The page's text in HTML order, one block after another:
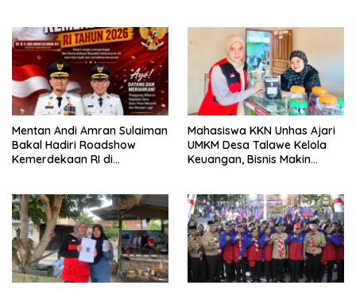
Mentan Andi Amran Sulaiman
Bakal Hadiri Roadshow
Kemerdekaan RI di
Dibagikan
Mahasiswa KKN Unhas Ajari
UMKM Desa Talawe Kelola
Keuangan, Bisnis Makin